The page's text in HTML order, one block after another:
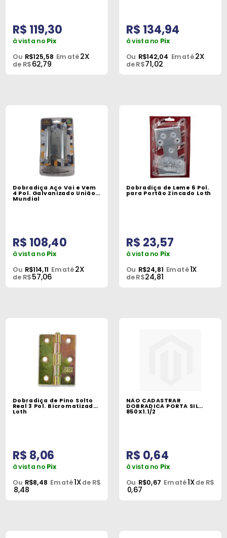
R$ 119,30
à vista no Pix
Ou R$125,58 Em até2X
de R$62,79
R$ 134,94
à vista no Pix
Ou R$142,04 Em até2X
de R$71,02
Dobradiça Aço Vai e Vem
4 Pol. Galvanizado União
Mundial
R$ 108,40
à vista no Pix
Ou R$114,11 Em até2X
de R$57,06
Dobradiça de Leme 6 Pol.
para Portão Zincado Loth
R$ 23,57
à vista no Pix
Ou R$24,81 Em até1X
de R$24,81
Dobradiça de Pino Solto
Real 3 Pol. Bicromatizado
Loth
R$ 8,06
à vista no Pix
Ou R$8,48 Em até1Xde R$
8,48
NÃO CADASTRAR
DOBRADICA PORTA SIL
850X1.1/2
R$ 0,64
à vista no Pix
Ou R$0,67 Em até1Xde R$
0,67